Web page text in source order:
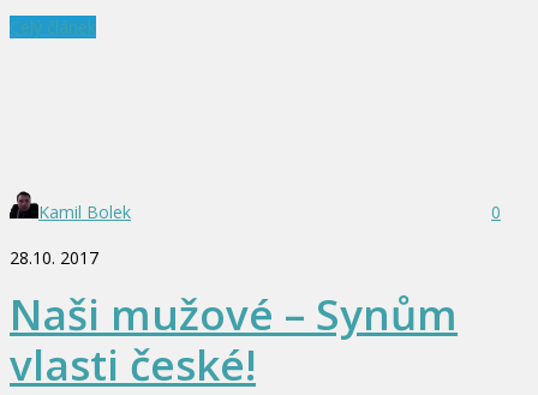
Celý článek
Kamil Bolek
0
28.10. 2017
Naši mužové – Synům
vlasti české!